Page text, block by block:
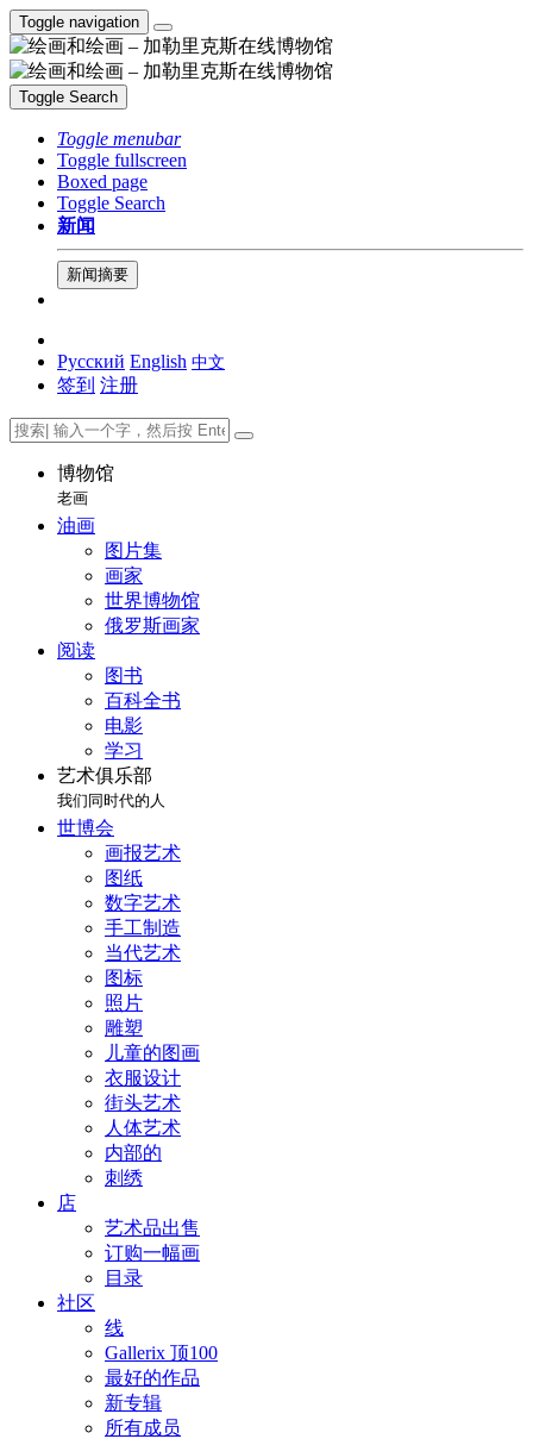
Toggle navigation
Toggle Search
Toggle menubar
Toggle fullscreen
Boxed page
Toggle Search
新闻
新闻摘要
Русский English 中文
签到 注册
博物馆
老画
油画
图片集
画家
世界博物馆
俄罗斯画家
阅读
图书
百科全书
电影
学习
艺术俱乐部
我们同时代的人
世博会
画报艺术
图纸
数字艺术
手工制造
当代艺术
图标
照片
雕塑
儿童的图画
衣服设计
街头艺术
人体艺术
内部的
刺绣
店
艺术品出售
订购一幅画
目录
社区
线
Gallerix 顶100
最好的作品
新专辑
所有成员